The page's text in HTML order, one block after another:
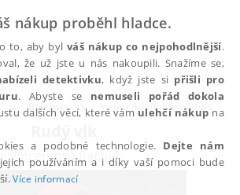
Beletrie Young Adult, New Adult
Vincentová Rachel
nákup proběhl hladce.
to, aby bylváš nákup co nejpohodlnější.
že už jste u nás nakoupili. Snažíme se,
detektivku, když jste si přišli pro
. Abyste se nemuseli pořád dokola
dalších věcí, které vám ulehčí nákup na
a podobné technologie. Dejte nám
používáním a i díky vaší pomoci bude
Více informací